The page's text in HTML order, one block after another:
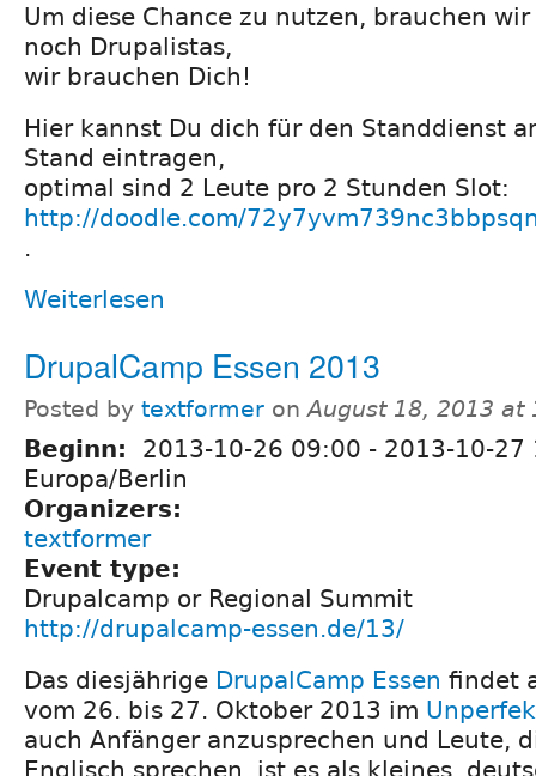
Um diese Chance zu nutzen, brauchen
noch Drupalistas,
wir brauchen Dich!
Hier kannst Du dich für den Standdienst
Stand eintragen,
optimal sind 2 Leute pro 2 Stunden Slot:
http://doodle.com/
.
Weiterlesen
DrupalCamp Essen 2013
Posted by textformer onAugust 18, 2013 at
Beginn: 2013-10-26 09:00 - 2013-10-27
Europa/Berlin
Organizers:
textformer
Event type:
Drupalcamp or Regional Summit
http://drupalcamp-essen.de/13/
Das diesjährige DrupalCamp Essen findet
vom 26. bis 27. Oktober 2013 im
auch Anfänger anzusprechen und Leute,
Englisch sprechen, ist es als kleines,